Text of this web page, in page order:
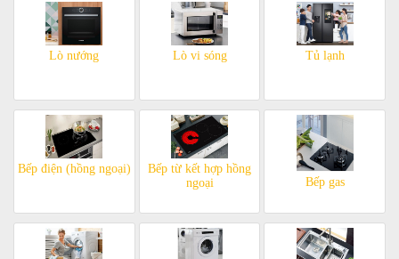
Lò nướng Lò vi sóng Tủ lạnh
Bếp điện (hồng ngoại)
Bếp từ kết hợp hồng
ngoại
Bếp gas